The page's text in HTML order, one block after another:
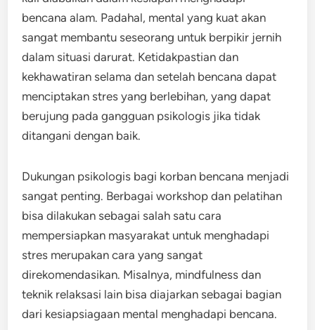
bencana alam. Padahal, mental yang kuat akan
sangat membantu seseorang untuk berpikir jernih
dalam situasi darurat. Ketidakpastian dan
kekhawatiran selama dan setelah bencana dapat
menciptakan stres yang berlebihan, yang dapat
berujung pada gangguan psikologis jika tidak
ditangani dengan baik.
Dukungan psikologis bagi korban bencana menjadi
sangat penting. Berbagai workshop dan pelatihan
bisa dilakukan sebagai salah satu cara
mempersiapkan masyarakat untuk menghadapi
stres merupakan cara yang sangat
direkomendasikan. Misalnya, mindfulness dan
teknik relaksasi lain bisa diajarkan sebagai bagian
dari kesiapsiagaan mental menghadapi bencana.